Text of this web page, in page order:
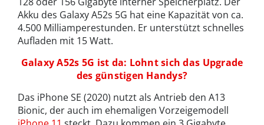
Akku des Galaxy A52s 5G hat eine Kapazität von ca.
4.500 Milliamperestunden. Er unterstützt schnelles
Aufladen mit 15 Watt.
Galaxy A52s 5G ist da: Lohnt sich das Upgrade
des günstigen Handys?
Das iPhone SE (2020) nutzt als Antrieb den A13
Bionic, der auch im ehemaligen Vorzeigemodell